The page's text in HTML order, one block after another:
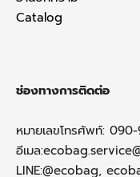
Catalog
ช่องทางการติดต่อ
หมายเลขโทรศัพท์:
อีเมล:
LINE:@ecobag,